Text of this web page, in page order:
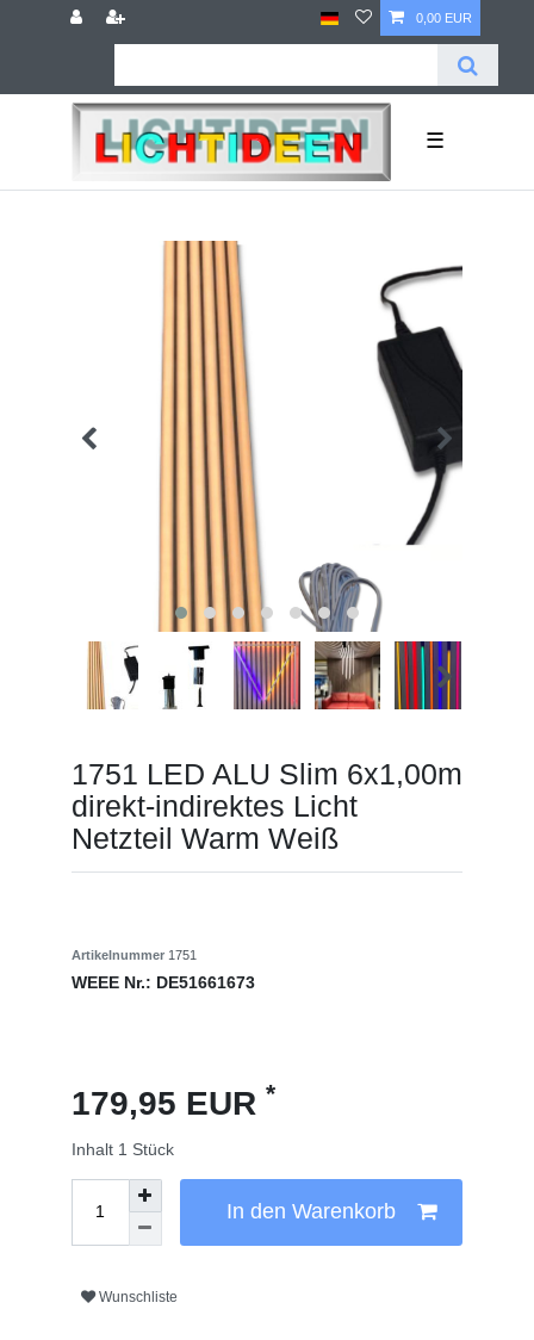
0,00 EUR
☰
1751 LED ALU Slim 6x1,00m
direkt-indirektes Licht
Netzteil Warm Weiß
Artikelnummer 1751
WEEE Nr.: DE51661673
179,95 EUR *
Inhalt 1 Stück
In den Warenkorb
Wunschliste